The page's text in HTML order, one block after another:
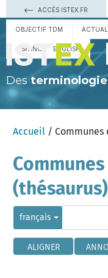
ACCÈS ISTEX.FR
OBJECTIF TDM
ESPAÑOL ENGLISH
Des
Accueil / Communes
(thésaurus)
français
ALIGNER